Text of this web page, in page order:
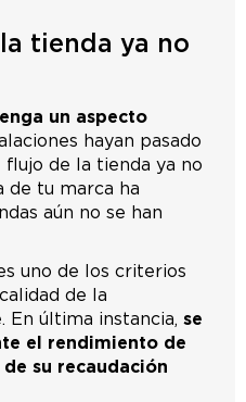
tienda ya no
un aspecto
hayan pasado
flujo de la tienda ya no
de tu marca ha
aún no se han
uno de los criterios
de la
En última instancia, se
el rendimiento de
su recaudación